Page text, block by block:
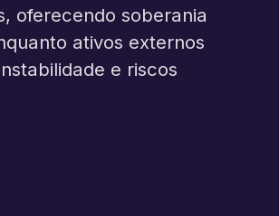
oferecendo soberania
ativos externos
e riscos